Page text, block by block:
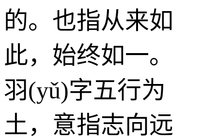
的。也指从来如
此，始终如一。
羽(yǔ)字五行为
土，意指志向远